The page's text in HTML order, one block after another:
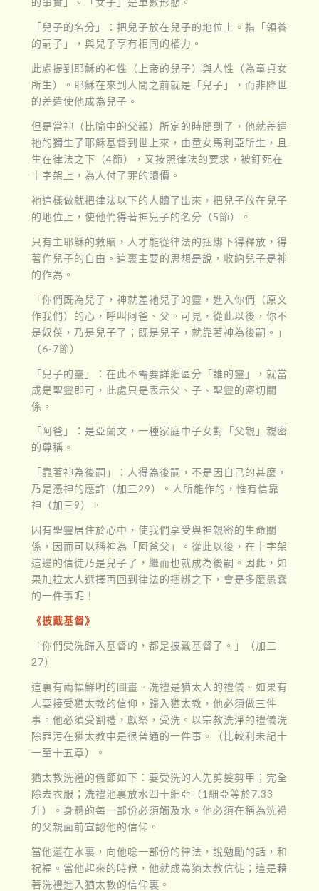
「兒子的名分」：把兒子放在兒子的地位上。指「領養
的嗣子」，與兒子享有相同的權力。
此處提到耶穌的神性（上帝的兒子）與人性（為童貞女
所生）。耶穌在來到人間之前就是「兒子」，而非降世
的差遣使他成為兒子。
但是當神（比喻中的父親）所定的時間到了，他就差遣
祂的獨生子耶穌基督到世上來，由童女馬利亞所生，且
生在律法之下（4節），又按照律法的要求，被釘死在
十字架上，為人付了罪的贖價。
祂這樣做就把律法以下的人贖了出來，把兒子放在兒子
的地位上，使他們得著神兒子的名分（5節）。
只有主耶穌的救贖，人才能從律法的捆綁下得釋放，得
著作兒子的自由。這裏主要的思想是說，收納兒子是神
的作為。
「你們既為兒子，神就差祂兒子的靈，進入你們（原文
作我們）的心，呼叫阿爸、父。可見，從此以後，你不
是奴僕，乃是兒子了；既是兒子，就靠著神為後嗣。」
（6-7節）
「兒子的靈」：在此不需要詳細區分「誰的靈」，就當
成是聖靈即可，此處只是表示父、子、聖靈的密切關
係。
「阿爸」：是亞蘭文，一種家庭中子女對「父親」親密
的尊稱。
「靠著神為後嗣」：人得為後嗣，不是因自己的甚麼，
乃是憑神的應許（加三29）。人所能作的，惟有信靠
神（加三9）。
因有聖靈居住於心中，使我們享受與神親密的生命關
係，因而可以稱神為「阿爸父」。從此以後，在十字架
這邊的信徒乃是兒子了，繼而也就成為後嗣。因此，如
果加拉太人選擇再回到律法的捆綁之下，會是多麼愚蠢
的一件事呢！
《披戴基督》
「你們受洗歸入基督的，都是披戴基督了。」（加三
27）
這裏有兩幅鮮明的圖畫。洗禮是猶太人的禮儀。如果有
人要接受猶太教的信仰，歸入猶太教，他必須做三件
事。他必須受割禮，獻祭，受洗。以宗教洗淨的禮儀洗
除罪污在猶太教中是很普通的一件事。（比較利未記十
一至十五章）。
猶太教洗禮的儀節如下：要受洗的人先剪髮剪甲；完全
除去衣服；洗禮池裏放水四十細亞（1細亞等於7.33
升）。身體的每一部份必須觸及水。他必須在稱為洗禮
的父親面前宣認他的信仰。
當他還在水裏，向他唸一部份的律法，說勉勵的話，和
祝福。當他起來的時候，他就成為猶太教信徒；這是藉
著洗禮進入猶太教的信仰裏。